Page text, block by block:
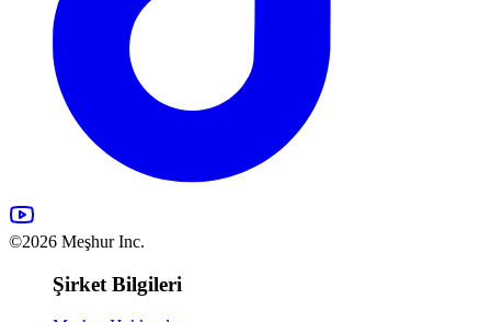
©2026 Meşhur Inc.
Şirket Bilgileri